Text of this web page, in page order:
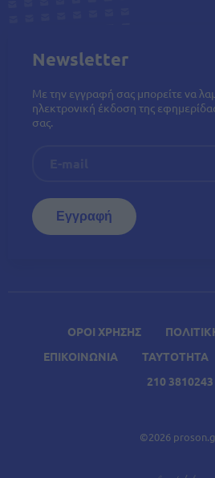
ΟΡΟΙ ΧΡΗΣΗΣ
ΕΠΙΚΟΙΝΩΝΙΑ
ΤΑΥΤΟΤΗΤΑ
210 3810243
©2026
Newsletter
Με την εγγραφή σας μπορείτε να
ηλεκτρονική έκδοση της
σας.